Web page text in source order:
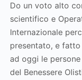
Do un voto alto
scientifico e
Internazionale
presentato, e
ad oggi le
del Benessere